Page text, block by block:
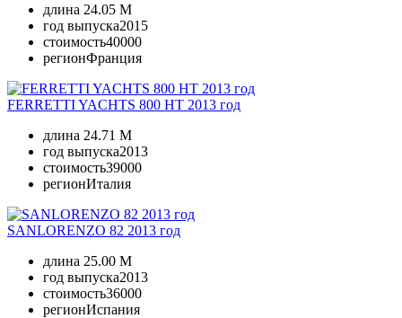
длина 24.05 M
год выпуска2015
стоимость40000
регионФранция
FERRETTI YACHTS 800 HT 2013 год
длина 24.71 M
год выпуска2013
стоимость39000
регионИталия
SANLORENZO 82 2013 год
длина 25.00 M
год выпуска2013
стоимость36000
регионИспания